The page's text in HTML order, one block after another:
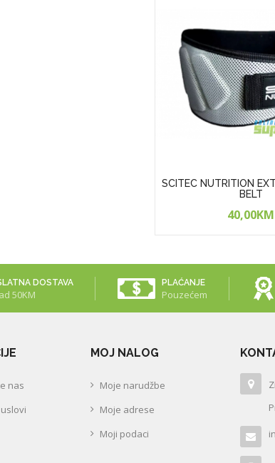
SCITEC NUTRITION
BELT
40,00KM
DOSTAVA
50KM
PLAĆANJE
Pouzećem
nas
MOJ NALOG
Moje narudžbe
Moje adrese
Moji podaci